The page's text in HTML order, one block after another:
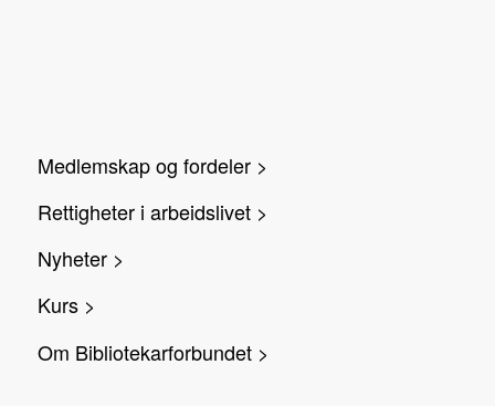
Medlemskap og fordeler >
Rettigheter i arbeidslivet >
Nyheter >
Kurs >
Om Bibliotekarforbundet >